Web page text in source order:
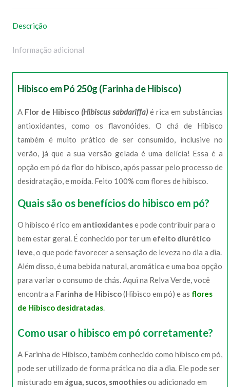
Descrição
Informação adicional
Hibisco em Pó 250g (Farinha de Hibisco)
A Flor de Hibisco (Hibiscus sabdariffa) é rica em substâncias
antioxidantes, como os flavonóides. O chá de Hibisco
também é muito prático de ser consumido, inclusive no
verão, já que a sua versão gelada é uma delícia! Essa é a
opção em pó da flor do hibisco, após passar pelo processo de
desidratação, e moída. Feito 100% com flores de hibisco.
Quais são os benefícios do hibisco em pó?
O hibisco é rico em antioxidantese pode contribuir para o
bem estar geral. É conhecido por ter um efeito diurético
leve , o que pode favorecer a sensação de leveza no dia a dia.
Além disso, é uma bebida natural, aromática e uma boa opção
para variar o consumo de chás. Aqui na Relva Verde, você
encontra a Farinha de Hibisco(Hibisco em pó) e as flores
de Hibisco desidratadas
Como usar o hibisco em pó corretamente?
A Farinha de Hibisco, também conhecido como hibisco em pó,
pode ser utilizado de forma prática no dia a dia. Ele pode ser
misturado em água, sucos, smoothiesou adicionado em